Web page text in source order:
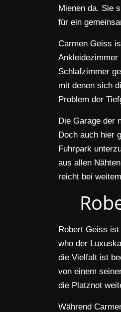
Mienen da. Sie
für ein
Carmen Geiss
Ankleidezimmer
Schlafzimmer
mit denen sich
Problem der
Die Garage der
Doch auch hier
Fuhrpark
aus allen
reicht bei
Robert Geiss ist
who der
die Vielfalt ist
von einem
die Platznot
Während